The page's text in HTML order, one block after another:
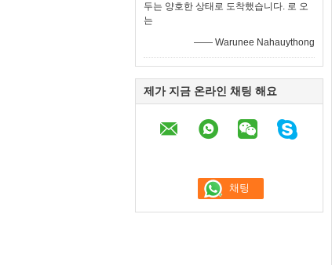
두는 양호한 상태로 도착했습니다. 로 오
는
—— Warunee Nahauythong
제가 지금 온라인 채팅 해요